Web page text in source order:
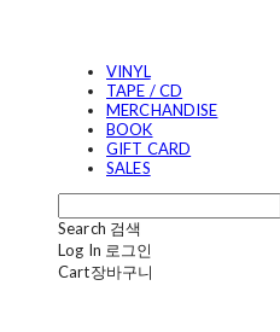
VINYL
TAPE / CD
MERCHANDISE
BOOK
GIFT CARD
SALES
Search 검색
Log In 로그인
Cart장바구니